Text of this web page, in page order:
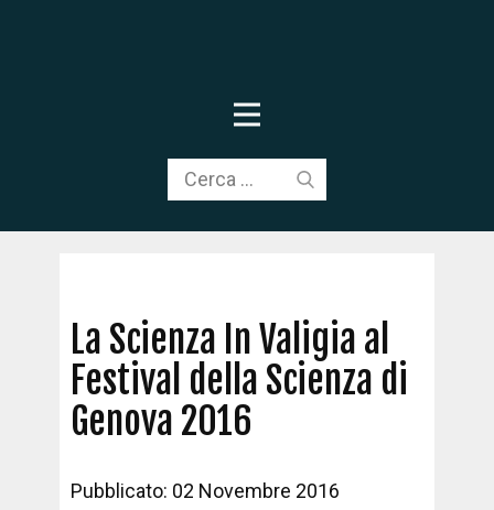
La Scienza In Valigia al
Festival della Scienza di
Genova 2016
Pubblicato: 02 Novembre 2016